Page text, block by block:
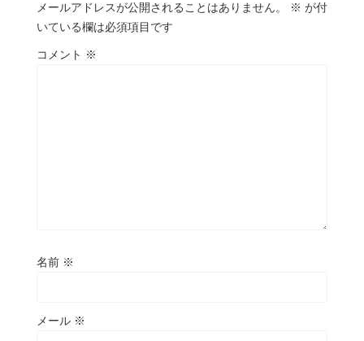
メールアドレスが公開されることはありません。 ※ が付
いている欄は必須項目です
コメント ※
名前 ※
メール ※